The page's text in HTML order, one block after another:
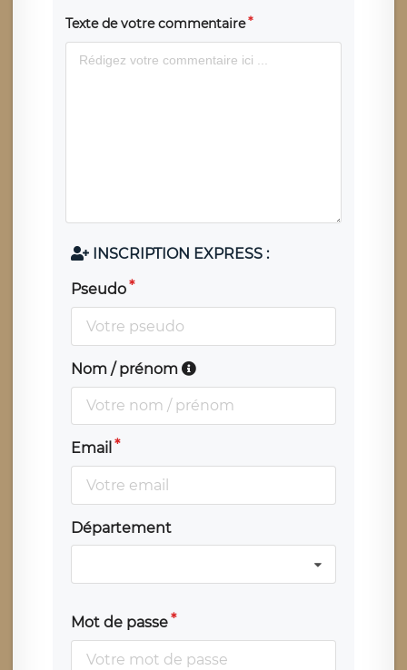
Texte de votre commentaire
INSCRIPTION EXPRESS :
Pseudo
Nom / prénom
Email
Département
Mot de passe